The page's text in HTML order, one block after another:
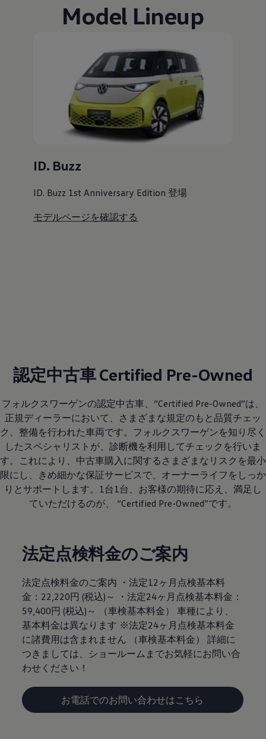
Model Lineup
ID. Buzz
ID. Buzz 1st Anniversary Edition 登場
モデルページを確認する
認定中古車 Certified Pre-Owned
フォルクスワーゲンの認定中古車、“Certified Pre-Owned”は、
正規ディーラーにおいて、さまざまな規定のもと品質チェッ
ク、整備を行われた車両です。フォルクスワーゲンを知り尽く
したスペシャリストが、診断機を利用してチェックを行いま
す。これにより、中古車購入に関するさまざまなリスクを最小
限にし、きめ細かな保証サービスで、オーナーライフをしっか
りとサポートします。1台1台、お客様の期待に応え、満足し
ていただけるのが、 “Certified Pre-Owned”です。
法定点検料金のご案内
法定点検料金のご案内 ・法定12ヶ月点検基本料
金：22,220円 (税込)～ ・法定24ヶ月点検基本料金：
59,400円 (税込)～ （車検基本料金） 車種により、
基本料金は異なります ※法定24ヶ月点検基本料金
に諸費用は含まれません （車検基本料金） 詳細に
つきましては、ショールームまでお気軽にお問い合
わせください！
お電話でのお問い合わせはこちら